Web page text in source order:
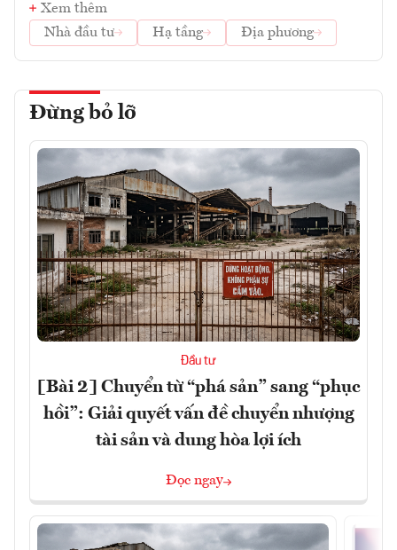
Xem thêm
Nhà đầu tư
Hạ tầng Địa phương
Đừng bỏ lỡ
Đầu tư
[Bài 2] Chuyển từ “phá sản” sang “phục
hồi”: Giải quyết vấn đề chuyển nhượng
tài sản và dung hòa lợi ích
Đọc ngay